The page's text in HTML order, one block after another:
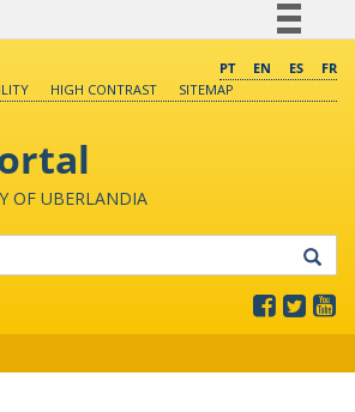
Comunica BR
Canais
PT EN ES
FR
HIGH CONTRAST SITEMAP
OF UBERLANDIA